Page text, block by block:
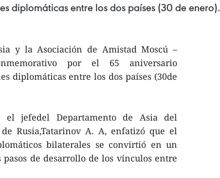
diplomáticas entre los dos países (30 de enero).
y la Asociación de Amistad Moscú –
por el 65 aniversario
diplomáticas entre los dos países (30de
jefedel Departamento de Asia del
Rusia,Tatarinov A. A, enfatizó que el
bilaterales se convirtió en un
de desarrollo de los vínculos entre